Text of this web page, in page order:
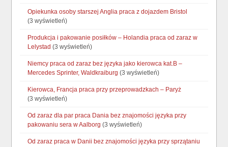
Opiekunka osoby starszej Anglia praca z dojazdem Bristol
(3 wyświetleń)
Produkcja i pakowanie posiłków – Holandia praca od zaraz w
Lelystad (3 wyświetleń)
Niemcy praca od zaraz bez języka jako kierowca kat.B –
Mercedes Sprinter, Waldkraiburg (3 wyświetleń)
Kierowca, Francja praca przy przeprowadzkach – Paryż
(3 wyświetleń)
Od zaraz dla par praca Dania bez znajomości języka przy
pakowaniu sera w Aalborg (3 wyświetleń)
Od zaraz praca w Danii bez znajomości języka przy sprzątaniu